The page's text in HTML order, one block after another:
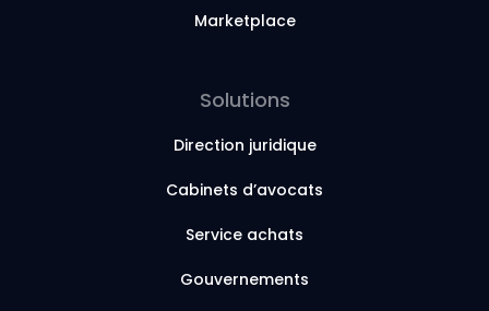
Marketplace
Solutions
Direction juridique
Cabinets d’avocats
Service achats
Gouvernements